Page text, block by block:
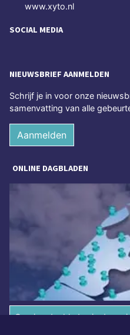
www.xyto.nl
SOCIAL MEDIA
NIEUWSBRIEF AANMELDEN
Schrijf je in voor onze
samenvatting van alle
Aanmelden
ONLINE DAGBLADEN
Overige dagbladen in de